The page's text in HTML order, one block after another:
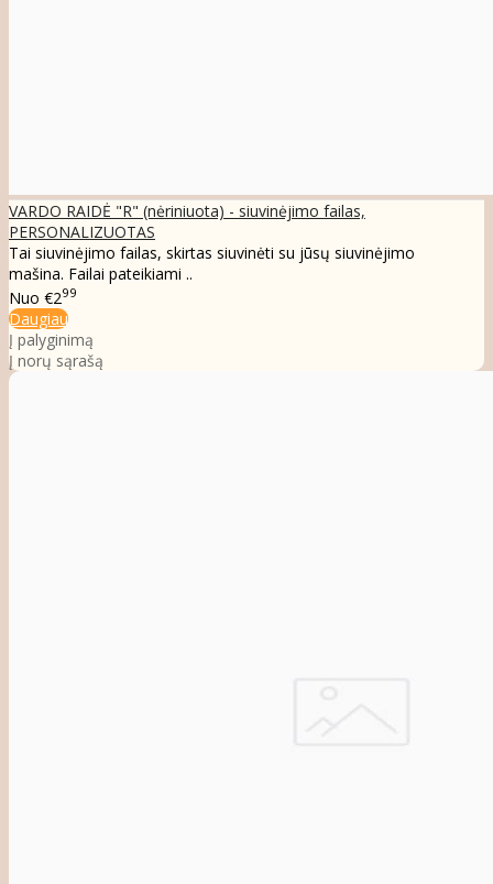
VARDO RAIDĖ "R" (nėriniuota) - siuvinėjimo failas,
PERSONALIZUOTAS
Tai siuvinėjimo failas, skirtas siuvinėti su jūsų siuvinėjimo
mašina. Failai pateikiami ..
Nuo €299
Daugiau
Į palyginimą
Į norų sąrašą